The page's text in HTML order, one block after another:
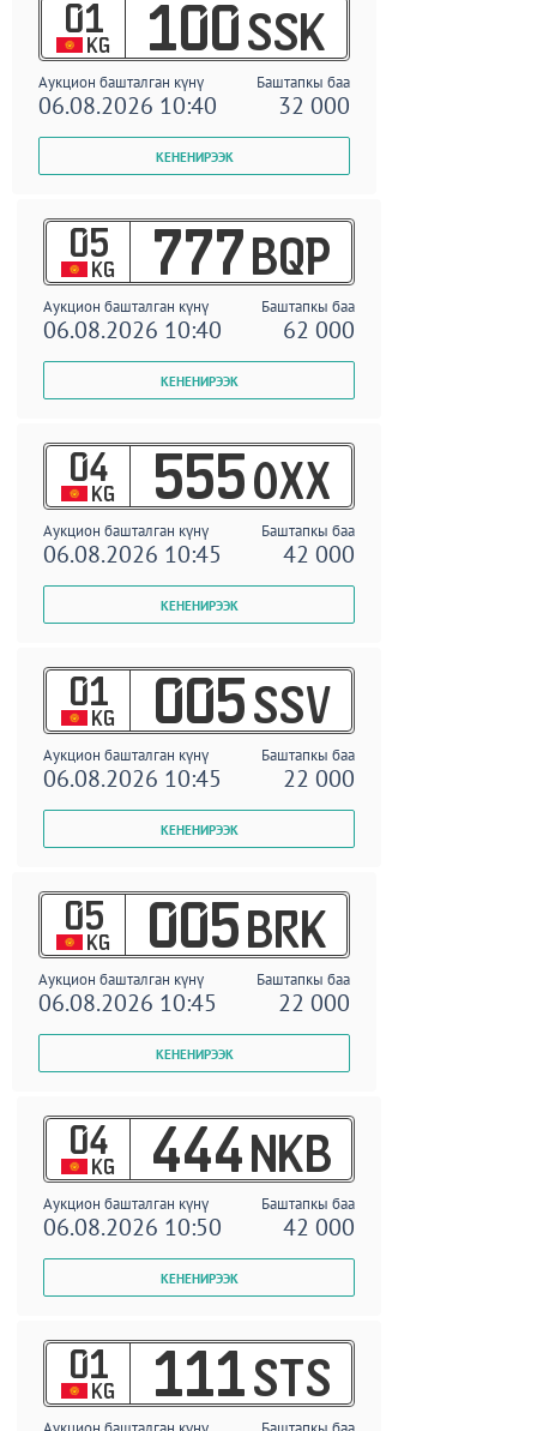
01
KG 100 SSK
Аукцион башталган күнү Баштапкы баа
06.08.2026 10:40 32 000
05
KG 777 BQP
Аукцион башталган күнү Баштапкы баа
06.08.2026 10:40 62 000
04
KG 555 OXX
Аукцион башталган күнү Баштапкы баа
06.08.2026 10:45 42 000
01
KG 005 SSV
Аукцион башталган күнү Баштапкы баа
06.08.2026 10:45 22 000
05
KG 005 BRK
Аукцион башталган күнү Баштапкы баа
06.08.2026 10:45 22 000
04
KG 444 NKB
Аукцион башталган күнү Баштапкы баа
06.08.2026 10:50 42 000
01
KG 111 STS